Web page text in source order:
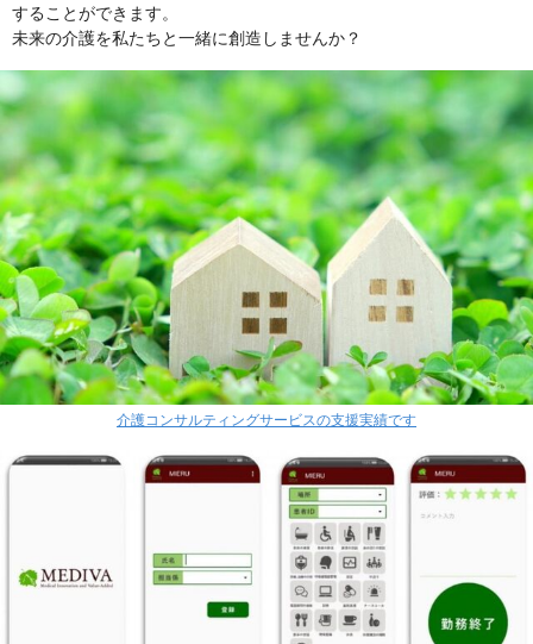
することができます。
未来の介護を私たちと一緒に創造しませんか？
介護コンサルティングサービスの支援実績です